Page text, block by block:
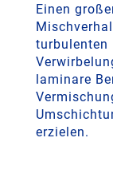
Einen
turbulenten
laminare
erzielen.